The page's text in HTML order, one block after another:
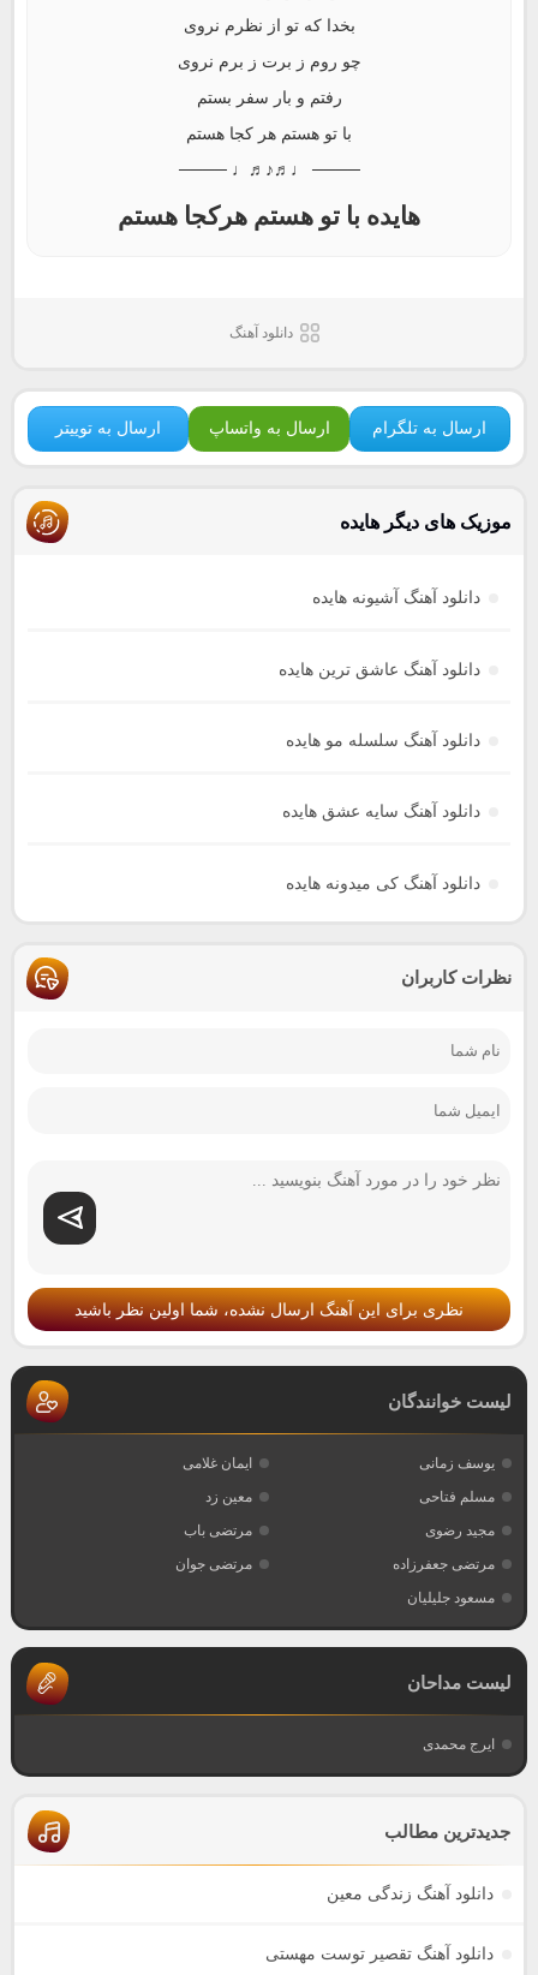
بخدا که تو از نظرم نروی
چو روم ز برت ز برم نروی
رفتم و بار سفر بستم
با تو هستم هر کجا هستم
──── ♩♬♪♬♩ ────
هایده با تو هستم هرکجا هستم
دانلود آهنگ
ارسال به تلگرام ارسال به واتساپ ارسال به توییتر
موزیک های دیگر هایده
دانلود آهنگ آشیونه هایده
دانلود آهنگ عاشق ترین هایده
دانلود آهنگ سلسله مو هایده
دانلود آهنگ سایه عشق هایده
دانلود آهنگ کی میدونه هایده
نظرات کاربران
نظری برای این آهنگ ارسال نشده، شما اولین نظر باشید
لیست خوانندگان
یوسف زمانی
ایمان غلامی
مسلم فتاحی
معین زد
مجید رضوی
مرتضی باب
مرتضی جعفرزاده
مرتضی جوان
مسعود جلیلیان
لیست مداحان
ایرج محمدی
جدیدترین مطالب
دانلود آهنگ زندگی معین
دانلود آهنگ تقصیر توست مهستی